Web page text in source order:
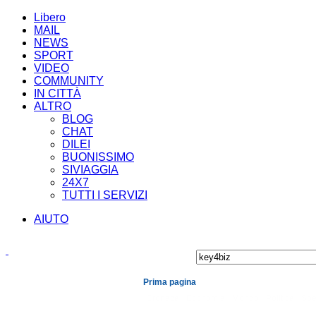
Libero
MAIL
NEWS
SPORT
VIDEO
COMMUNITY
IN CITTÀ
ALTRO
BLOG
CHAT
DILEI
BUONISSIMO
SIVIAGGIA
24X7
TUTTI I SERVIZI
AIUTO
Prima pagina